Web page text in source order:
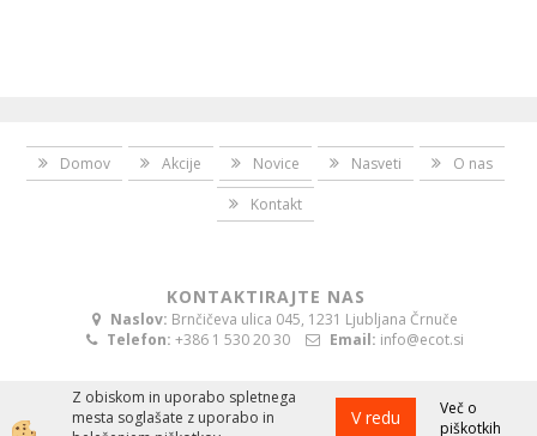
Domov Akcije Novice Nasveti
O nas
Kontakt
KONTAKTIRAJTE NAS
Naslov: Brnčičeva ulica 045, 1231 Ljubljana Črnuče
Telefon: +386 1 530 20 30 Email: info@ecot.si
Z obiskom in uporabo spletnega
mesta soglašate z uporabo in
V redu
Več o
piškotkih